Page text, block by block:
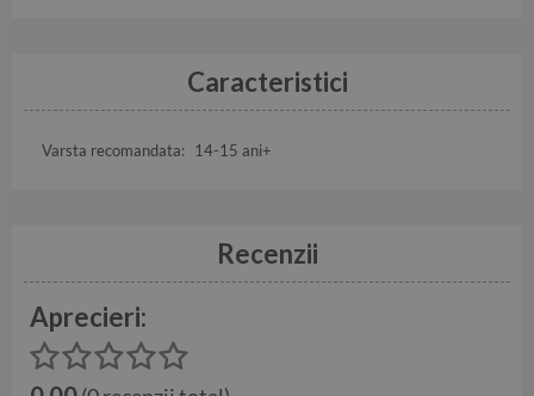
Caracteristici
Varsta recomandata: 14-15 ani+
Recenzii
Aprecieri: